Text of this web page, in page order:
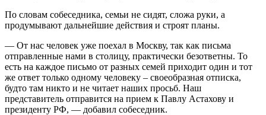
По словам собеседника, семьи не сидят, сложа руки, а
продумывают дальнейшие действия и строят планы.
— От нас человек уже поехал в Москву, так как письма
отправленные нами в столицу, практически безответны. То
есть на каждое письмо от разных семей приходит один и тот
же ответ только одному человеку – своеобразная отписка,
будто там никто и не читает наших просьб. Наш
представитель отправится на прием к Павлу Астахову и
президенту РФ, — добавил собеседник.